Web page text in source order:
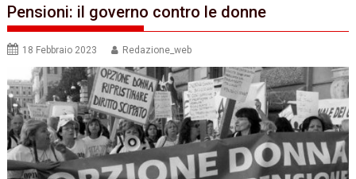
Pensioni: il governo contro le donne
18 Febbraio 2023 Redazione_web